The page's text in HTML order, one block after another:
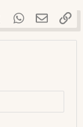
Tumblr WhatsApp
E-Mail